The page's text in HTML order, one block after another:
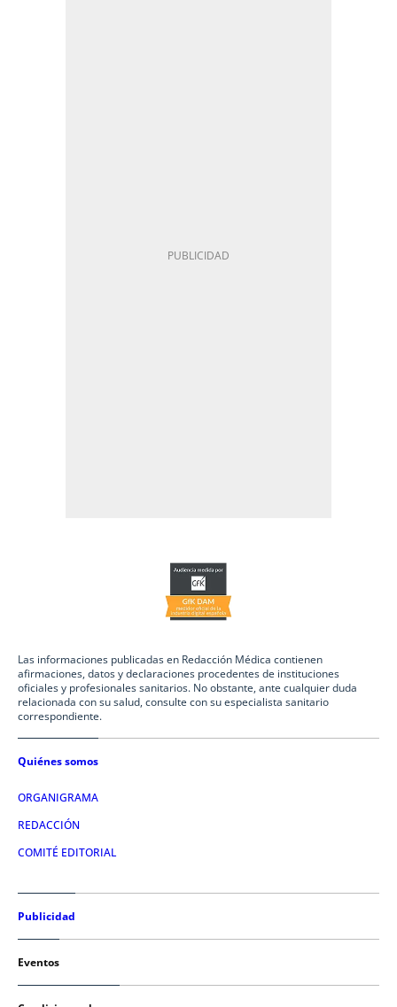
Las informaciones publicadas en Redacción Médica contienen
afirmaciones, datos y declaraciones procedentes de instituciones
oficiales y profesionales sanitarios. No obstante, ante cualquier duda
relacionada con su salud, consulte con su especialista sanitario
correspondiente.
Quiénes somos
ORGANIGRAMA
REDACCIÓN
COMITÉ EDITORIAL
Publicidad
Eventos